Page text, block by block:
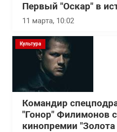
Первый "Оскар" в
11 марта, 10:02
Культура
Командир
"Гонор" Филимонов
кинопремии "Золота